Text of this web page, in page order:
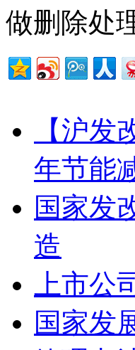
做删除处
【沪
年节能
国家发
造
上市
国家发